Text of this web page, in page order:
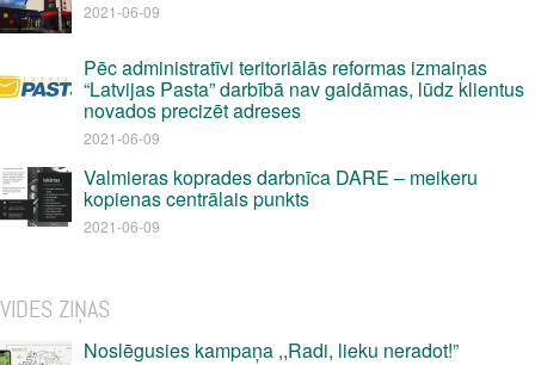
2021-06-09
Pēc administratīvi teritoriālās reformas izmaiņas
“Latvijas Pasta” darbībā nav gaidāmas, lūdz klientus
novados precizēt adreses
2021-06-09
Valmieras koprades darbnīca DARE – meikeru
kopienas centrālais punkts
2021-06-09
VIDES ZIŅAS
Noslēgusies kampaņa ,,Radi, lieku neradot!”